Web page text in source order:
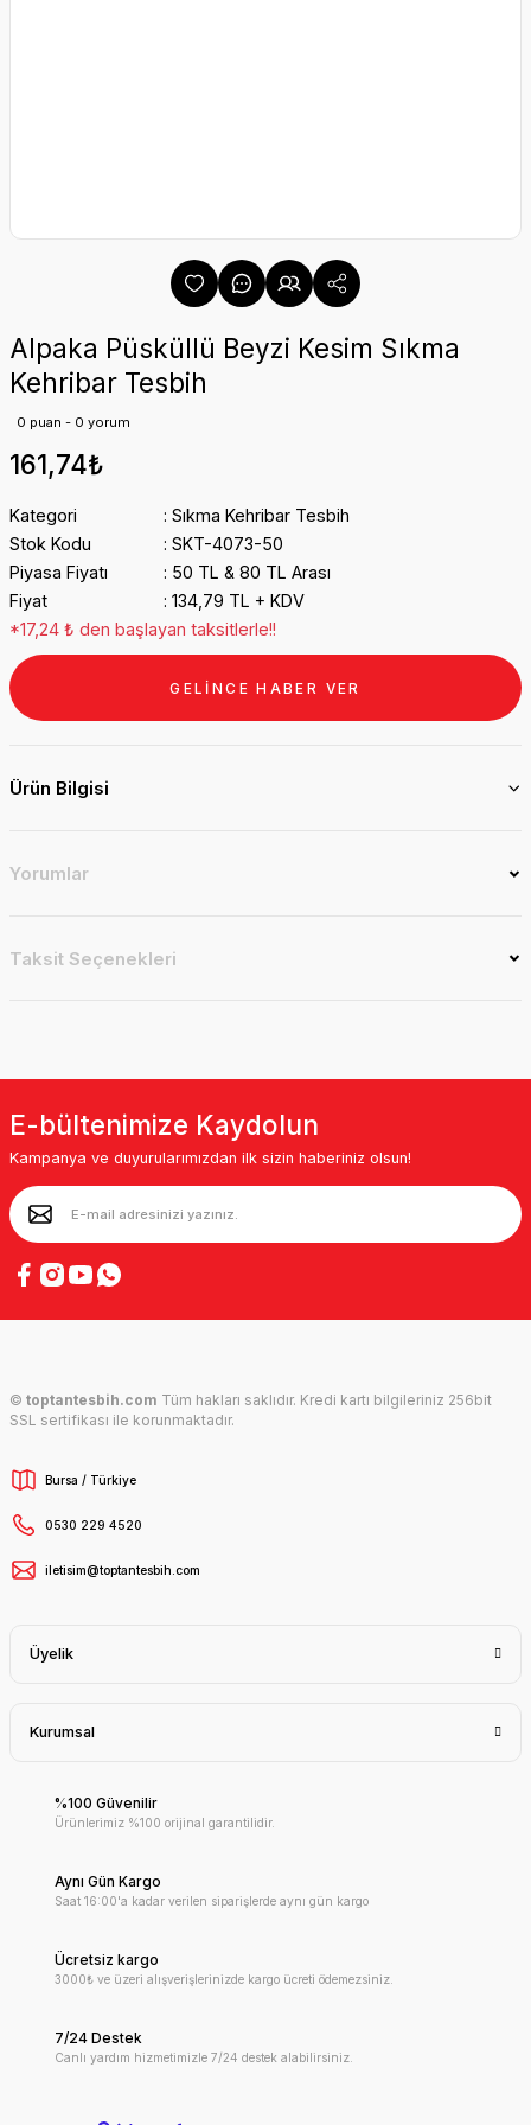
Alpaka Püsküllü Beyzi Kesim Sıkma
Kehribar Tesbih
0 puan - 0 yorum
161,74₺
Kategori
Sıkma Kehribar Tesbih
Stok Kodu
SKT-4073-50
Piyasa Fiyatı
50 TL & 80 TL Arası
Fiyat
134,79 TL + KDV
*17,24 ₺ den başlayan taksitlerle!!
GELİNCE HABER VER
Ürün Bilgisi
Yorumlar
Taksit Seçenekleri
E-bültenimize Kaydolun
Kampanya ve duyurularımızdan ilk sizin haberiniz olsun!
© toptantesbih.com Tüm hakları saklıdır. Kredi kartı bilgileriniz 256bit
SSL sertifikası ile korunmaktadır.
Bursa / Türkiye
0530 229 4520
iletisim@toptantesbih.com
Üyelik
Kurumsal
%100 Güvenilir
Ürünlerimiz %100 orijinal garantilidir.
Aynı Gün Kargo
Saat 16:00'a kadar verilen siparişlerde aynı gün kargo
Ücretsiz kargo
3000₺ ve üzeri alışverişlerinizde kargo ücreti ödemezsiniz.
7/24 Destek
Canlı yardım hizmetimizle 7/24 destek alabilirsiniz.